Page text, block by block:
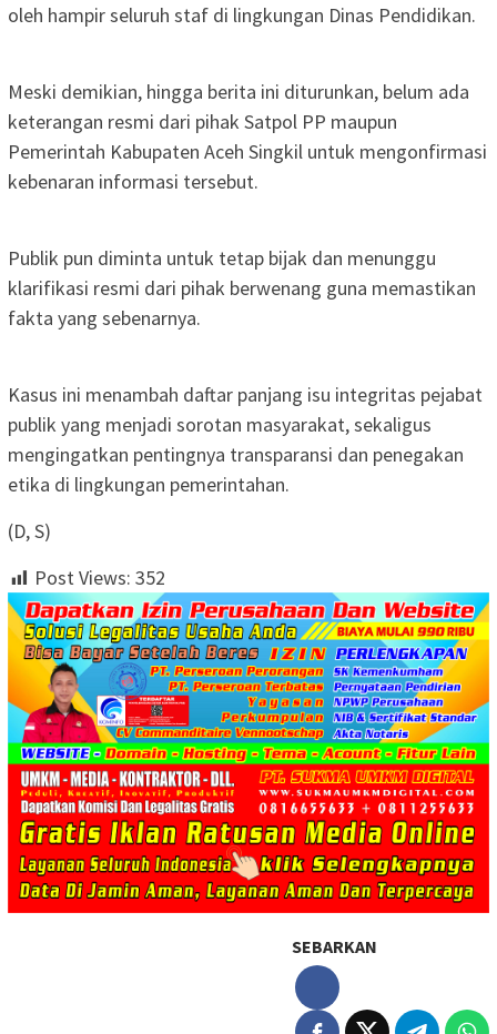
oleh hampir seluruh staf di lingkungan Dinas Pendidikan.
‎Meski demikian, hingga berita ini diturunkan, belum ada
keterangan resmi dari pihak Satpol PP maupun
Pemerintah Kabupaten Aceh Singkil untuk mengonfirmasi
kebenaran informasi tersebut.
‎Publik pun diminta untuk tetap bijak dan menunggu
klarifikasi resmi dari pihak berwenang guna memastikan
fakta yang sebenarnya.
‎Kasus ini menambah daftar panjang isu integritas pejabat
publik yang menjadi sorotan masyarakat, sekaligus
mengingatkan pentingnya transparansi dan penegakan
etika di lingkungan pemerintahan.
(D, S)
Post Views: 352
SEBARKAN